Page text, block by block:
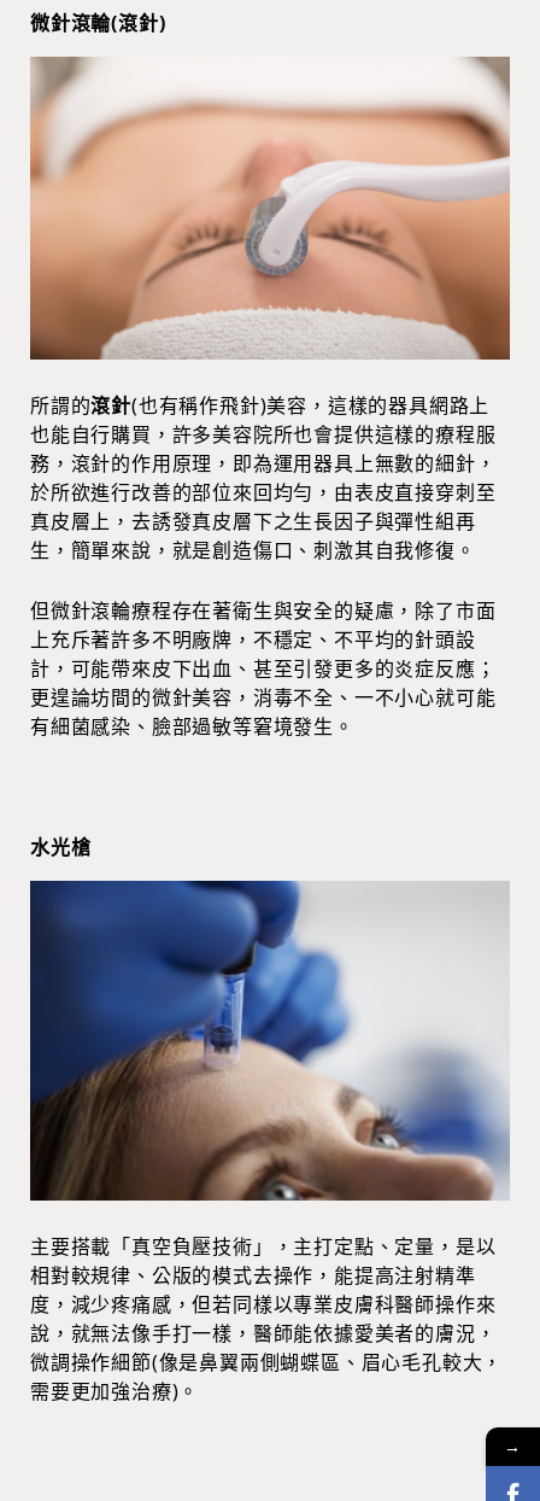
微針滾輪(滾針)
所謂的滾針(也有稱作飛針)美容，這樣的器具網路上
也能自行購買，許多美容院所也會提供這樣的療程服
務，滾針的作用原理，即為運用器具上無數的細針，
於所欲進行改善的部位來回均勻，由表皮直接穿刺至
真皮層上，去誘發真皮層下之生長因子與彈性組再
生，簡單來說，就是創造傷口、刺激其自我修復。
但微針滾輪療程存在著衛生與安全的疑慮，除了市面
上充斥著許多不明廠牌，不穩定、不平均的針頭設
計，可能帶來皮下出血、甚至引發更多的炎症反應；
更遑論坊間的微針美容，消毒不全、一不小心就可能
有細菌感染、臉部過敏等窘境發生。
水光槍
主要搭載「真空負壓技術」，主打定點、定量，是以
相對較規律、公版的模式去操作，能提高注射精準
度，減少疼痛感，但若同樣以專業皮膚科醫師操作來
說，就無法像手打一樣，醫師能依據愛美者的膚況，
微調操作細節(像是鼻翼兩側蝴蝶區、眉心毛孔較大，
需要更加強治療)。
→